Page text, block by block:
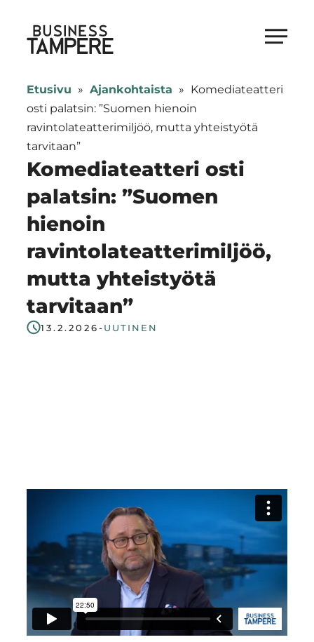
suoraan
sisältöön
Business Tampere
Tampere
supports
talents,
investors
and
entrepreneurs
in
making
smooth
start
Tampere
Region
Etusivu » Ajankohtaista » Komediateatteri
osti palatsin: ”Suomen hienoin
ravintolateatterimiljöö, mutta yhteistyötä
tarvitaan”
Komediateatteri osti
palatsin: ”Suomen
hienoin
ravintolateatterimiljöö,
mutta yhteistyötä
tarvitaan”
13.2.2026-UUTINEN